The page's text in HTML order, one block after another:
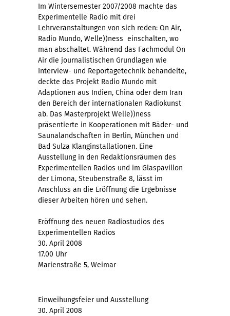
Im Wintersemester 2007/2008 machte das
Experimentelle Radio mit drei
Lehrveranstaltungen von sich reden: On Air,
Radio Mundo, Welle))ness  einschalten, wo
man abschaltet. Während das Fachmodul On
Air die journalistischen Grundlagen wie
Interview- und Reportagetechnik behandelte,
deckte das Projekt Radio Mundo mit
Adaptionen aus Indien, China oder dem Iran
den Bereich der internationalen Radiokunst
ab. Das Masterprojekt Welle))ness
präsentierte in Kooperationen mit Bäder- und
Saunalandschaften in Berlin, München und
Bad Sulza Klanginstallationen. Eine
Ausstellung in den Redaktionsräumen des
Experimentellen Radios und im Glaspavillon
der Limona, Steubenstraße 8, lässt im
Anschluss an die Eröffnung die Ergebnisse
dieser Arbeiten hören und sehen.
Eröffnung des neuen Radiostudios des
Experimentellen Radios
30. April 2008
17.00 Uhr
Marienstraße 5, Weimar
Einweihungsfeier und Ausstellung
30. April 2008